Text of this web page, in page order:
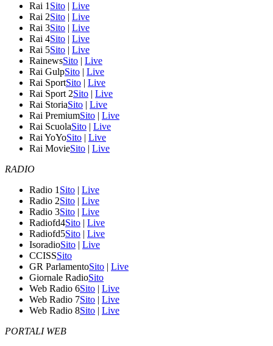
Rai 1 Sito | Live
Rai 2Sito | Live
Rai 3Sito | Live
Rai 4Sito | Live
Rai 5Sito | Live
RainewsSito | Live
Rai GulpSito | Live
Rai SportSito | Live
Rai Sport 2Sito | Live
Rai StoriaSito | Live
Rai PremiumSito | Live
Rai ScuolaSito | Live
Rai YoYoSito | Live
Rai MovieSito | Live
RADIO
Radio 1 Sito | Live
Radio 2Sito | Live
Radio 3Sito | Live
Radiofd4Sito | Live
Radiofd5Sito | Live
IsoradioSito | Live
CCISSSito
GR ParlamentoSito | Live
Giornale RadioSito
Web Radio 6Sito | Live
Web Radio 7Sito | Live
Web Radio 8Sito | Live
PORTALI WEB